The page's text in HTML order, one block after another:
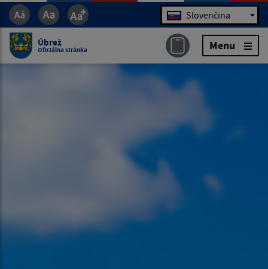
Jazyk Slovenčina
Úbrež
Oficiálna stránka Menu